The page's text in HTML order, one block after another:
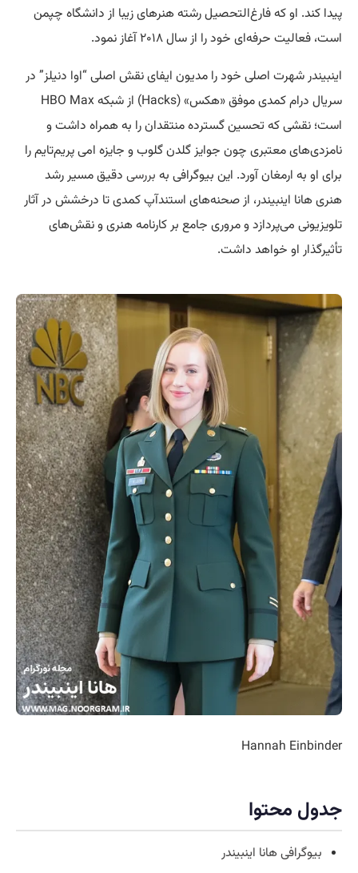
پیدا کند. او که فارغ‌التحصیل رشته هنرهای زیبا از دانشگاه چپمن
است، فعالیت حرفه‌ای خود را از سال ۲۰۱۸ آغاز نمود.
اینبیندر شهرت اصلی خود را مدیون ایفای نقش اصلی “اوا دنیلز” در
سریال درام کمدی موفق «هکس» (Hacks) از شبکه HBO Max
است؛ نقشی که تحسین گسترده منتقدان را به همراه داشت و
نامزدی‌های معتبری چون جوایز گلدن گلوب و جایزه امی پریم‌تایم را
برای او به ارمغان آورد. این بیوگرافی به بررسی دقیق مسیر رشد
هنری هانا اینبیندر، از صحنه‌های استندآپ کمدی تا درخشش در آثار
تلویزیونی می‌پردازد و مروری جامع بر کارنامه هنری و نقش‌های
تأثیرگذار او خواهد داشت.
Hannah Einbinder
جدول محتوا
بیوگرافی هانا اینبیندر